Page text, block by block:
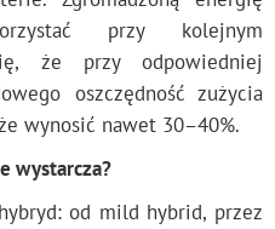
przy kolejnym
że przy odpowiedniej
oszczędność zużycia
wynosić nawet 30–40%.
wystarcza?
od mild hybrid, przez